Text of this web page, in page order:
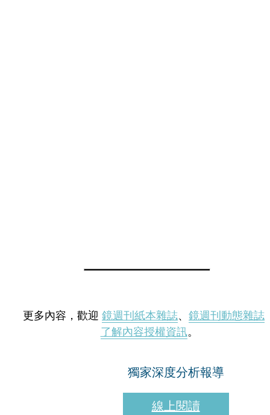
更多內容，歡迎 鏡週刊紙本雜誌、 鏡週刊動態雜誌
了解內容授權資訊。
獨家深度分析報導
線上閱讀